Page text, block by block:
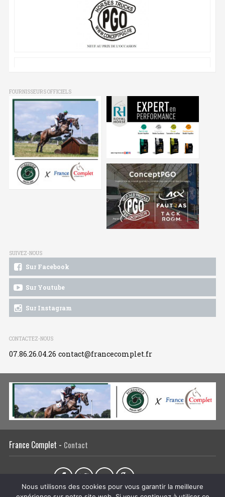
FOURNISSEURS OFFICIELS
SUIVEZ-NOUS
Sur Facebook
Sur Youtube
Sur Instagram
CONTACTEZ-NOUS
07.86.26.04.26 contact@francecomplet.fr
France Complet - Contact
Nous utilisons des cookies pour vous garantir la meilleure